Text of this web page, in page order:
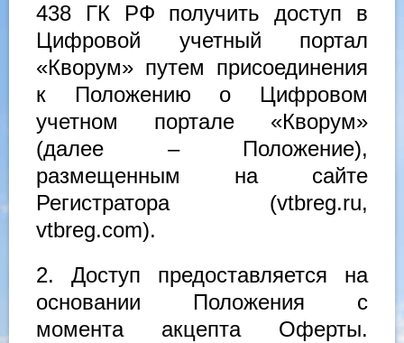
438 ГК РФ получить доступ в
Цифровой учетный портал
«Кворум» путем присоединения
к Положению о Цифровом
учетном портале «Кворум»
(далее – Положение),
размещенным на сайте
Регистратора (vtbreg.ru,
vtbreg.com).
2. Доступ предоставляется на
основании Положения с
момента акцепта Оферты.